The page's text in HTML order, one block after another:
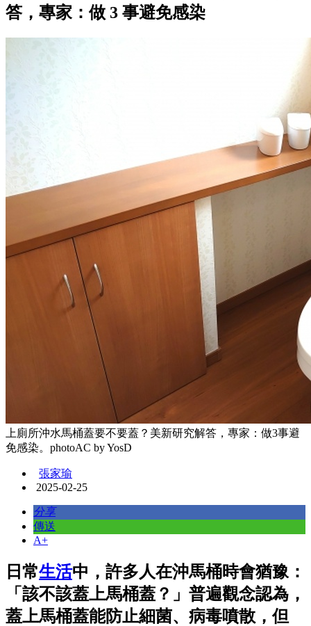
答，專家：做 3 事避免感染
上廁所沖水馬桶蓋要不要蓋？美新研究解答，專家：做3事避
免感染。photoAC by YosD
張家瑜
2025-02-25
分享
傳送
A+
日常生活中，許多人在沖馬桶時會猶豫：
「該不該蓋上馬桶蓋？」普遍觀念認為，
蓋上馬桶蓋能防止細菌、病毒噴散，但